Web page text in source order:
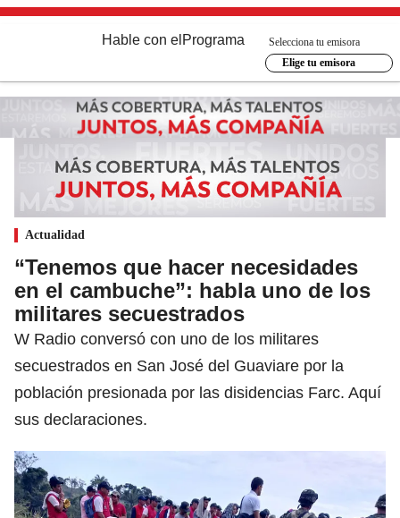
Hable con el Programa
Selecciona tu emisora
Elige tu emisora
Actualidad
“Tenemos que hacer necesidades
en el cambuche”: habla uno de los
militares secuestrados
W Radio conversó con uno de los militares
secuestrados en San José del Guaviare por la
población presionada por las disidencias Farc. Aquí
sus declaraciones.